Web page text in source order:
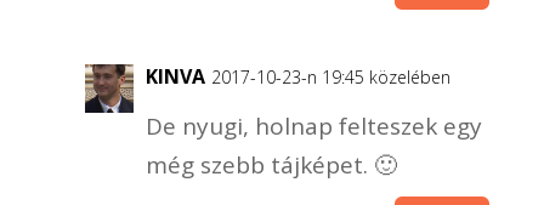
KINVA 2017-10-23-n 19:45 közelében
De nyugi, holnap felteszek egy
még szebb tájképet. 🙂